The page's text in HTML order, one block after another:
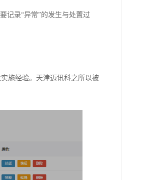
记录“异常”的发生与处置过
施经验。天津迈讯科之所以被